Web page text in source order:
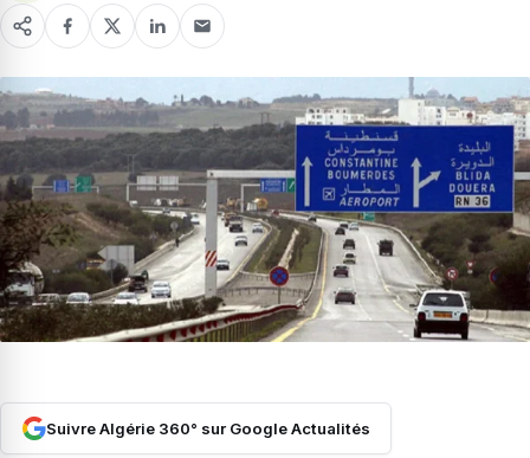
Suivre Algérie 360° sur Google Actualités